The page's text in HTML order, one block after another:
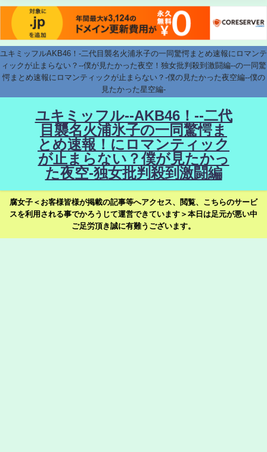
ユキミッフルAKB46！-二代目襲名火浦氷子の一同驚愕まとめ速報にロマンテ
ィックが止まらない？--僕が見たかった夜空！独女批判殺到激闘編--の一同驚
愕まとめ速報にロマンティックが止まらない？-僕の見たかった夜空編--僕の
見たかった星空編-
ユキミッフル--AKB46！--二代
目襲名火浦氷子の一同驚愕ま
とめ速報！にロマンティック
が止まらない？僕が見たかっ
た夜空-独女批判殺到激闘編
腐女子＜お客様皆様が掲載の記事等へアクセス、閲覧、こちらのサービ
スを利用される事でかろうじて運営できています＞本日は足元が悪い中
ご足労頂き誠に有難うございます。